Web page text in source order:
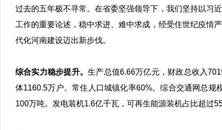
过去的五年极不寻常。在省委坚强领导下，我们坚持以习
工作的重要论述，稳中求进、难中求成 ，经受住世纪疫情
代化河南建设迈出新步伐。
综合实力稳步提升。生产总值6.66万亿元，财政总收入
体1160.5万户。常住人口城镇化率60%。综合交通网总规
100万吨。发电装机1.6亿千瓦，可再生能源装机占比超过